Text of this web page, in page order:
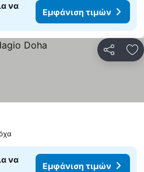
να
Εμφάνιση τιμών
να
Εμφάνιση τιμών